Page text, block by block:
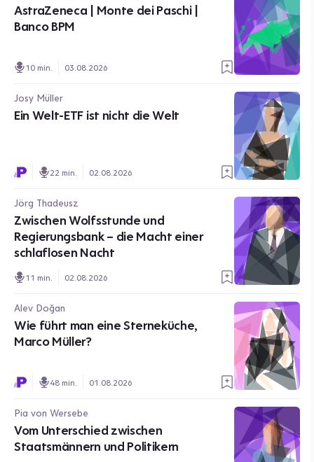
AstraZeneca | Monte dei Paschi |
Banco BPM
10 min. 03.08.2026
Josy Müller
Ein Welt-ETF ist nicht die Welt
22 min. 02.08.2026
Jörg Thadeusz
Zwischen Wolfsstunde und
Regierungsbank – die Macht einer
schlaflosen Nacht
11 min. 02.08.2026
Alev Doğan
Wie führt man eine Sterneküche,
Marco Müller?
48 min. 01.08.2026
Pia von Wersebe
Vom Unterschied zwischen
Staatsmännern und Politikern